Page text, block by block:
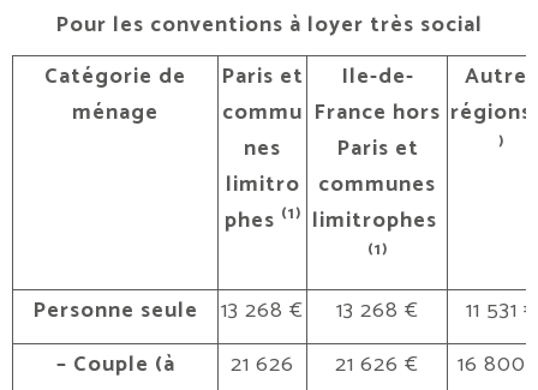
Pour les conventions à loyer très social
Catégorie de
ménage
Paris et
commu
nes
limitro
phes (1)
Ile-de-
France hors
Paris et
communes
limitrophes
(1)
Autres
régions
)
Personne seule 13 268 € 13 268 €
11 531 €
– Couple (à
21 626
21 626 € 16 800